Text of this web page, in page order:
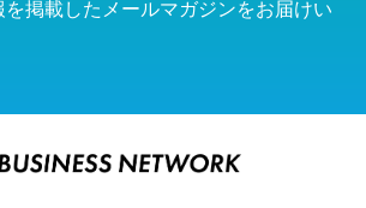
掲載したメールマガジンをお届けい